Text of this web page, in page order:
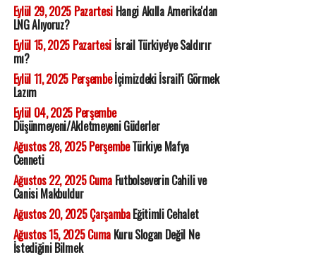
Eylül 29, 2025 PazartesiHangi Akılla Amerika'dan
LNG Alıyoruz?
Eylül 15, 2025 Pazartesiİsrail Türkiye'ye Saldırır
mı?
Eylül 11, 2025 Perşembeİçimizdeki İsrail'i Görmek
Lazım
Eylül 04, 2025 Perşembe
Düşünmeyeni/Akletmeyeni Güderler
Ağustos 28, 2025 PerşembeTürkiye Mafya
Cenneti
Ağustos 22, 2025 CumaFutbolseverin Cahili ve
Canisi Makbuldur
Ağustos 20, 2025 ÇarşambaEğitimli Cehalet
Ağustos 15, 2025 CumaKuru Slogan Değil Ne
İstediğini Bilmek